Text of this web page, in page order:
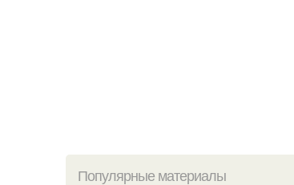
Популярные материалы